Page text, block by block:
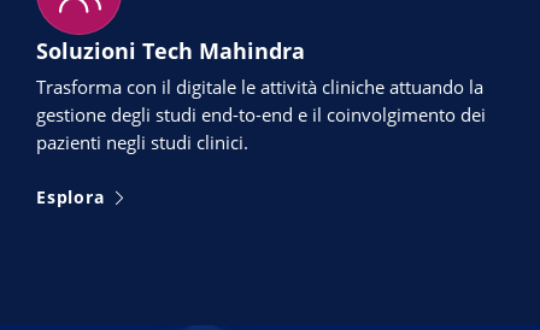
Soluzioni Tech Mahindra
Trasforma con il digitale le attività cliniche attuando la
gestione degli studi end-to-end e il coinvolgimento dei
pazienti negli studi clinici.
Esplora